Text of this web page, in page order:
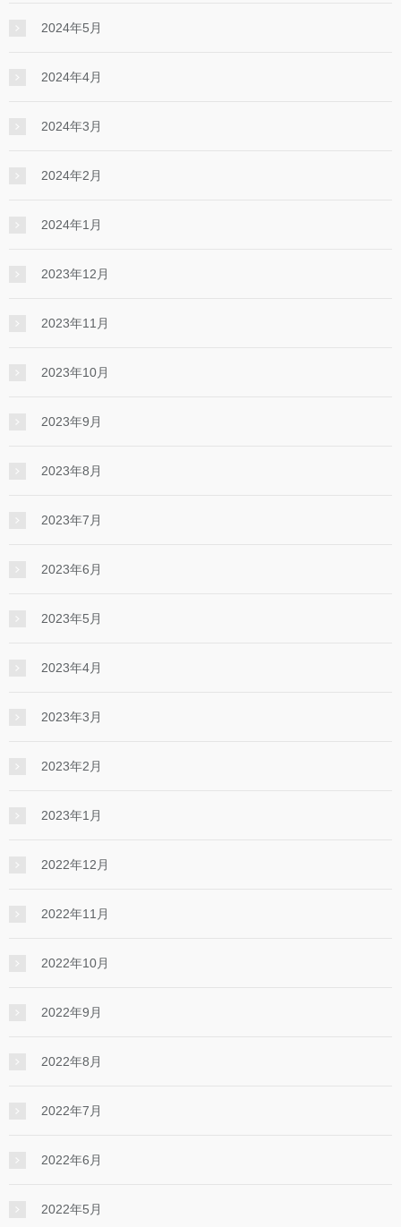
2024年5月
2024年4月
2024年3月
2024年2月
2024年1月
2023年12月
2023年11月
2023年10月
2023年9月
2023年8月
2023年7月
2023年6月
2023年5月
2023年4月
2023年3月
2023年2月
2023年1月
2022年12月
2022年11月
2022年10月
2022年9月
2022年8月
2022年7月
2022年6月
2022年5月